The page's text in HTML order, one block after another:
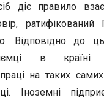
діє правило
Відповідно до
в країні
на таких
Іноземні